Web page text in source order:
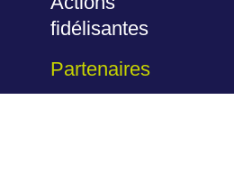
fidélisantes
Partenaires